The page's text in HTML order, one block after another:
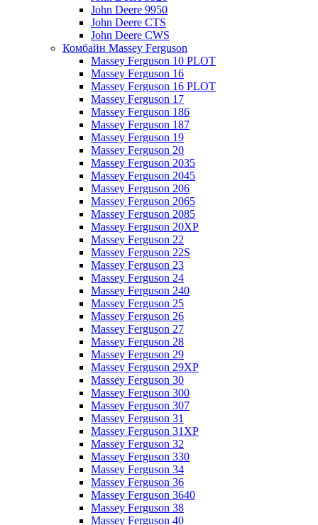
John Deere 9950
John Deere CTS
John Deere CWS
Комбайн Massey Ferguson
Massey Ferguson 10 PLOT
Massey Ferguson 16
Massey Ferguson 16 PLOT
Massey Ferguson 17
Massey Ferguson 186
Massey Ferguson 187
Massey Ferguson 19
Massey Ferguson 20
Massey Ferguson 2035
Massey Ferguson 2045
Massey Ferguson 206
Massey Ferguson 2065
Massey Ferguson 2085
Massey Ferguson 20XP
Massey Ferguson 22
Massey Ferguson 22S
Massey Ferguson 23
Massey Ferguson 24
Massey Ferguson 240
Massey Ferguson 25
Massey Ferguson 26
Massey Ferguson 27
Massey Ferguson 28
Massey Ferguson 29
Massey Ferguson 29XP
Massey Ferguson 30
Massey Ferguson 300
Massey Ferguson 307
Massey Ferguson 31
Massey Ferguson 31XP
Massey Ferguson 32
Massey Ferguson 330
Massey Ferguson 34
Massey Ferguson 36
Massey Ferguson 3640
Massey Ferguson 38
Massey Ferguson 40